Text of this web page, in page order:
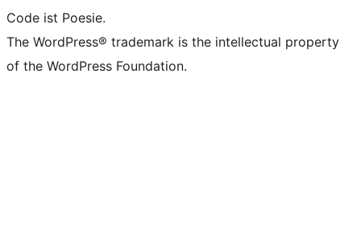
Code ist Poesie.
The WordPress® trademark is the intellectual property
of the WordPress Foundation.